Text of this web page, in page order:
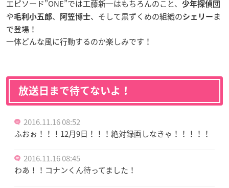
エピソード”ONE”では工藤新一はもちろんのこと、 少年探偵団
や毛利小五郎、 阿笠博士、そして黒ずくめの組織のシェリー ま
で登場！
一体どんな風に行動するのか楽しみです！
放送日まで待てないよ！
2016.11.16 08:52
ふおぉ！！！12月9日！！！絶対録画しなきゃ！！！！！
2016.11.16 08:45
わあ！！コナンくん待ってました！